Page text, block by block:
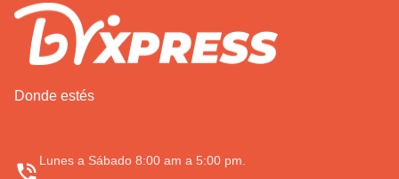
Donde estés
Lunes a Sábado 8:00 am a 5:00 pm.